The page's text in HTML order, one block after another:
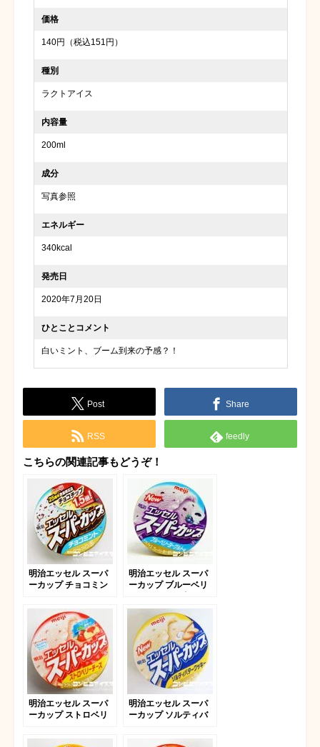
価格
140円（税込151円）
種別
ラクトアイス
内容量
200ml
成分
写真参照
エネルギー
340kcal
発売日
2020年7月20日
ひとことコメント
白いミント、ブーム到来の予感？！
Post Share
RSS feedly
こちらの関連記事もどうぞ！
明治エッセル スーパ
ーカップ チョコミン
明治エッセル スーパ
ーカップ ブルーベリ
明治エッセル スーパ
ーカップ ストロベリ
明治エッセル スーパ
ーカップ ソルティバ